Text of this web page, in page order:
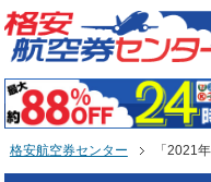
格安航空券センター 「2021